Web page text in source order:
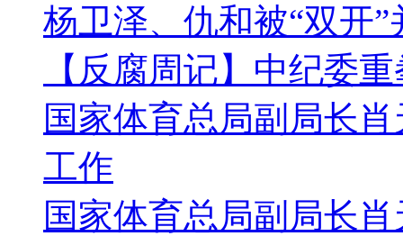
杨卫泽、仇和被“双开
【反腐周记】中纪委
国家体育总局副局长
工作
国家体育总局副局长